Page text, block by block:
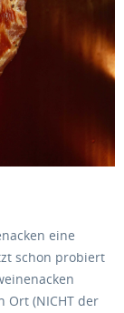
eine
schon probiert
Ort (NICHT der